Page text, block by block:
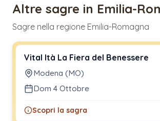
Altre sagre in Emilia-
Sagre nella regione Emilia-Romagna
Vital Ità La Fiera del Benessere
Modena (MO)
Dom 4 Ottobre
Scopri la sagra